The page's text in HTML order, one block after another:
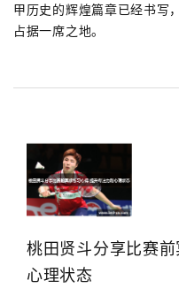
甲历史的辉煌篇章已经书写
占据一席之地。
桃田贤斗分享比赛
心理状态